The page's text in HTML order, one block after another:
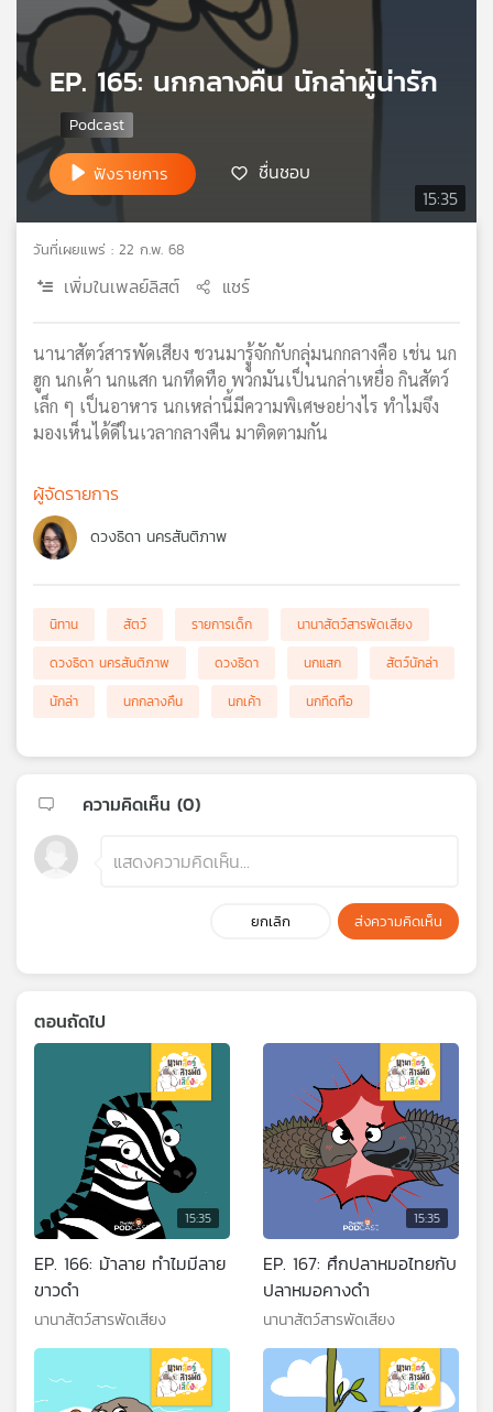
เรา
ข่าย
วิทยุ
ไทย
บี
เอส
วิทยุ
เครือ
ข่าย
15:35
EP. 165: นกกลางคืน นักล่าผู้น่ารัก
ฟังรายการ ชื่นชอบ
วันที่เผยแพร่ : 22 ก.พ. 68
เพิ่มในเพลย์ลิสต์ แชร์
นานาสัตว์สารพัดเสียง ชวนมารูู้จักกับกลุ่มนกกลางคือ เช่น นก
ฮูก นกเค้า นกแสก นกทึดทือ พวกมันเป็นนกล่าเหยื่อ กินสัตว์
เล็ก ๆ เป็นอาหาร นกเหล่านี้มีความพิเศษอย่างไร ทำไมจึง
มองเห็นได้ดีในเวลากลางคืน มาติดตามกัน
ผู้จัดรายการ
ดวงธิดา นครสันติภาพ
นิทาน สัตว์ รายการเด็ก
นานาสัตว์สารพัดเสียง
ดวงธิดา นครสันติภาพ
ดวงธิดา นกแสก
สัตว์นักล่า
นักล่า
นกกลางคืน นกเค้า นกทึดทือ
ความคิดเห็น (0)
ยกเลิก ส่งความคิดเห็น
ตอนถัดไป
15:35
EP. 166: ม้าลาย ทำไมมีลาย
ขาวดำ
นานาสัตว์สารพัดเสียง
15:35
EP. 167: ศึกปลาหมอไทยกับ
ปลาหมอคางดำ
นานาสัตว์สารพัดเสียง